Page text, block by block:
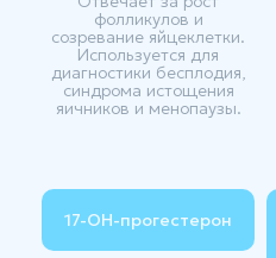
фолликулов и
созревание яйцеклетки.
Используется для
диагностики бесплодия,
синдрома истощения
яичников и менопаузы.
17-ОН-прогестерон